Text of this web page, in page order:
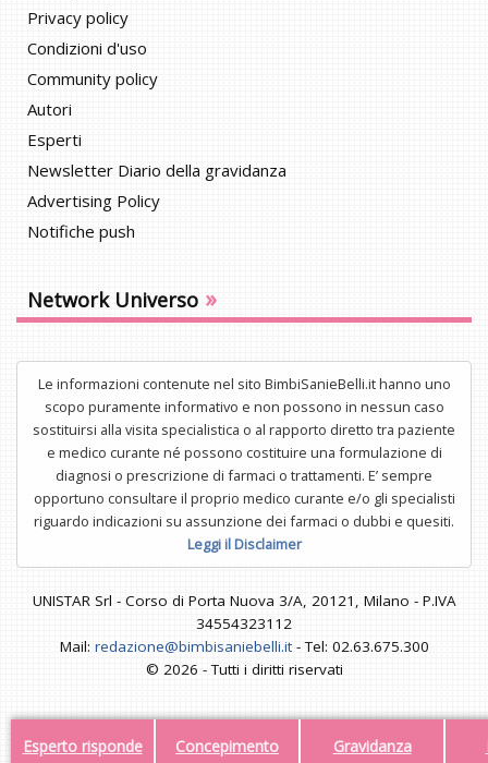
Esperto risponde Concepimento Gravidanza
Privacy policy
Condizioni d'uso
Community policy
Autori
Esperti
Newsletter Diario della gravidanza
Advertising Policy
Notifiche push
Network Universo »
Le informazioni contenute nel sito BimbiSanieBelli.it hanno uno
scopo puramente informativo e non possono in nessun caso
sostituirsi alla visita specialistica o al rapporto diretto tra paziente
e medico curante né possono costituire una formulazione di
diagnosi o prescrizione di farmaci o trattamenti. E’ sempre
opportuno consultare il proprio medico curante e/o gli specialisti
riguardo indicazioni su assunzione dei farmaci o dubbi e quesiti.
Leggi il Disclaimer
UNISTAR Srl - Corso di Porta Nuova 3/A, 20121, Milano - P.IVA
34554323112
Mail: redazione@bimbisaniebelli.it- Tel: 02.63.675.300
© 2026 - Tutti i diritti riservati